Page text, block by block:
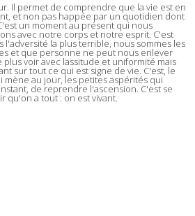
Il permet de comprendre que la vie est en
et non pas happée par un quotidien dont
un moment au présent qui nous
avec notre corps et notre esprit. C'est
l'adversité la plus terrible, nous sommes les
et que personne ne peut nous enlever
voir avec lassitude et uniformité mais
sur tout ce qui est signe de vie. C'est, le
mène au jour, les petites aspérités qui
de reprendre l'ascension. C'est se
qu'on a tout : on est vivant.